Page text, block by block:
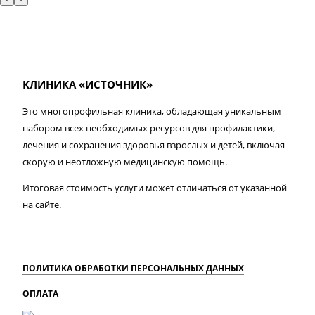
КЛИНИКА «ИСТОЧНИК»
Это многопрофильная клиника, обладающая уникальным
набором всех необходимых ресурсов для профилактики,
лечения и сохранения здоровья взрослых и детей, включая
скорую и неотложную медицинскую помощь.
Итоговая стоимость услуги может отличаться от указанной
на сайте.
ПОЛИТИКА ОБРАБОТКИ ПЕРСОНАЛЬНЫХ ДАННЫХ
ОПЛАТА